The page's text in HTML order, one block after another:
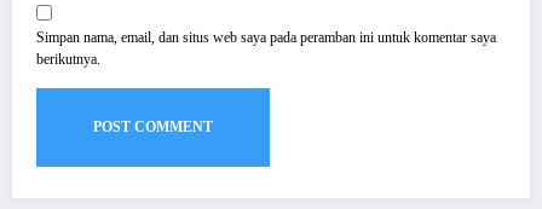
Simpan nama, email, dan situs web saya pada peramban ini untuk komentar saya
berikutnya.